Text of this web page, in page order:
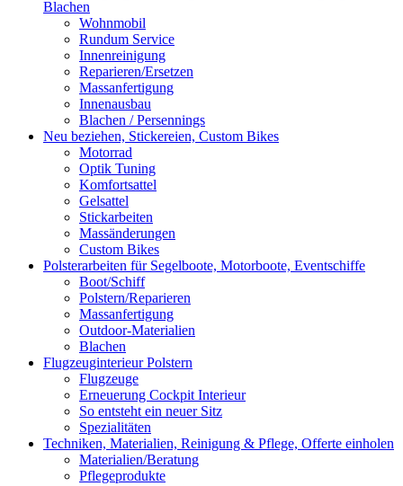
Blachen
Wohnmobil
Rundum Service
Innenreinigung
Reparieren/Ersetzen
Massanfertigung
Innenausbau
Blachen / Persennings
Neu beziehen, Stickereien, Custom Bikes
Motorrad
Optik Tuning
Komfortsattel
Gelsattel
Stickarbeiten
Massänderungen
Custom Bikes
Polsterarbeiten für Segelboote, Motorboote, Eventschiffe
Boot/Schiff
Polstern/Reparieren
Massanfertigung
Outdoor-Materialien
Blachen
Flugzeuginterieur Polstern
Flugzeuge
Erneuerung Cockpit Interieur
So entsteht ein neuer Sitz
Spezialitäten
Techniken, Materialien, Reinigung & Pflege, Offerte einholen
Materialien/Beratung
Pflegeprodukte